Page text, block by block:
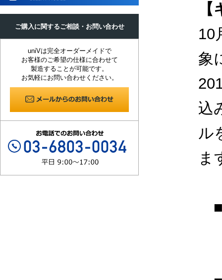
10
象
込
ル
ま
■
ご購入に関するご相談・お問い合わせ
uniVは完全オーダーメイドで
お客様のご希望の仕様に合わせて
製造することが可能です。
お気軽にお問い合わせください。